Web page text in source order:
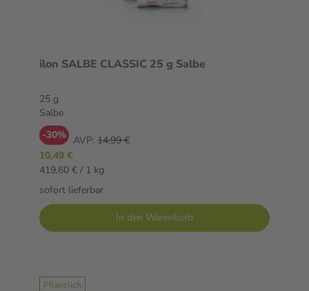
ilon SALBE CLASSIC 25 g Salbe
25 g
Salbe
-30% AVP: 14,99 €
10,49 €
419,60 € / 1 kg
sofort lieferbar
In den Warenkorb
Pflanzlich